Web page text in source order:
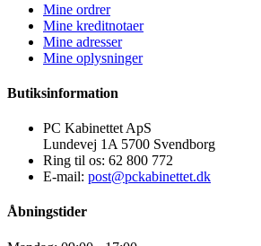
Mine ordrer
Mine kreditnotaer
Mine adresser
Mine oplysninger
Butiksinformation
PC Kabinettet ApS
Lundevej 1A 5700 Svendborg
Ring til os: 62 800 772
E-mail: post@pckabinettet.dk
Åbningstider